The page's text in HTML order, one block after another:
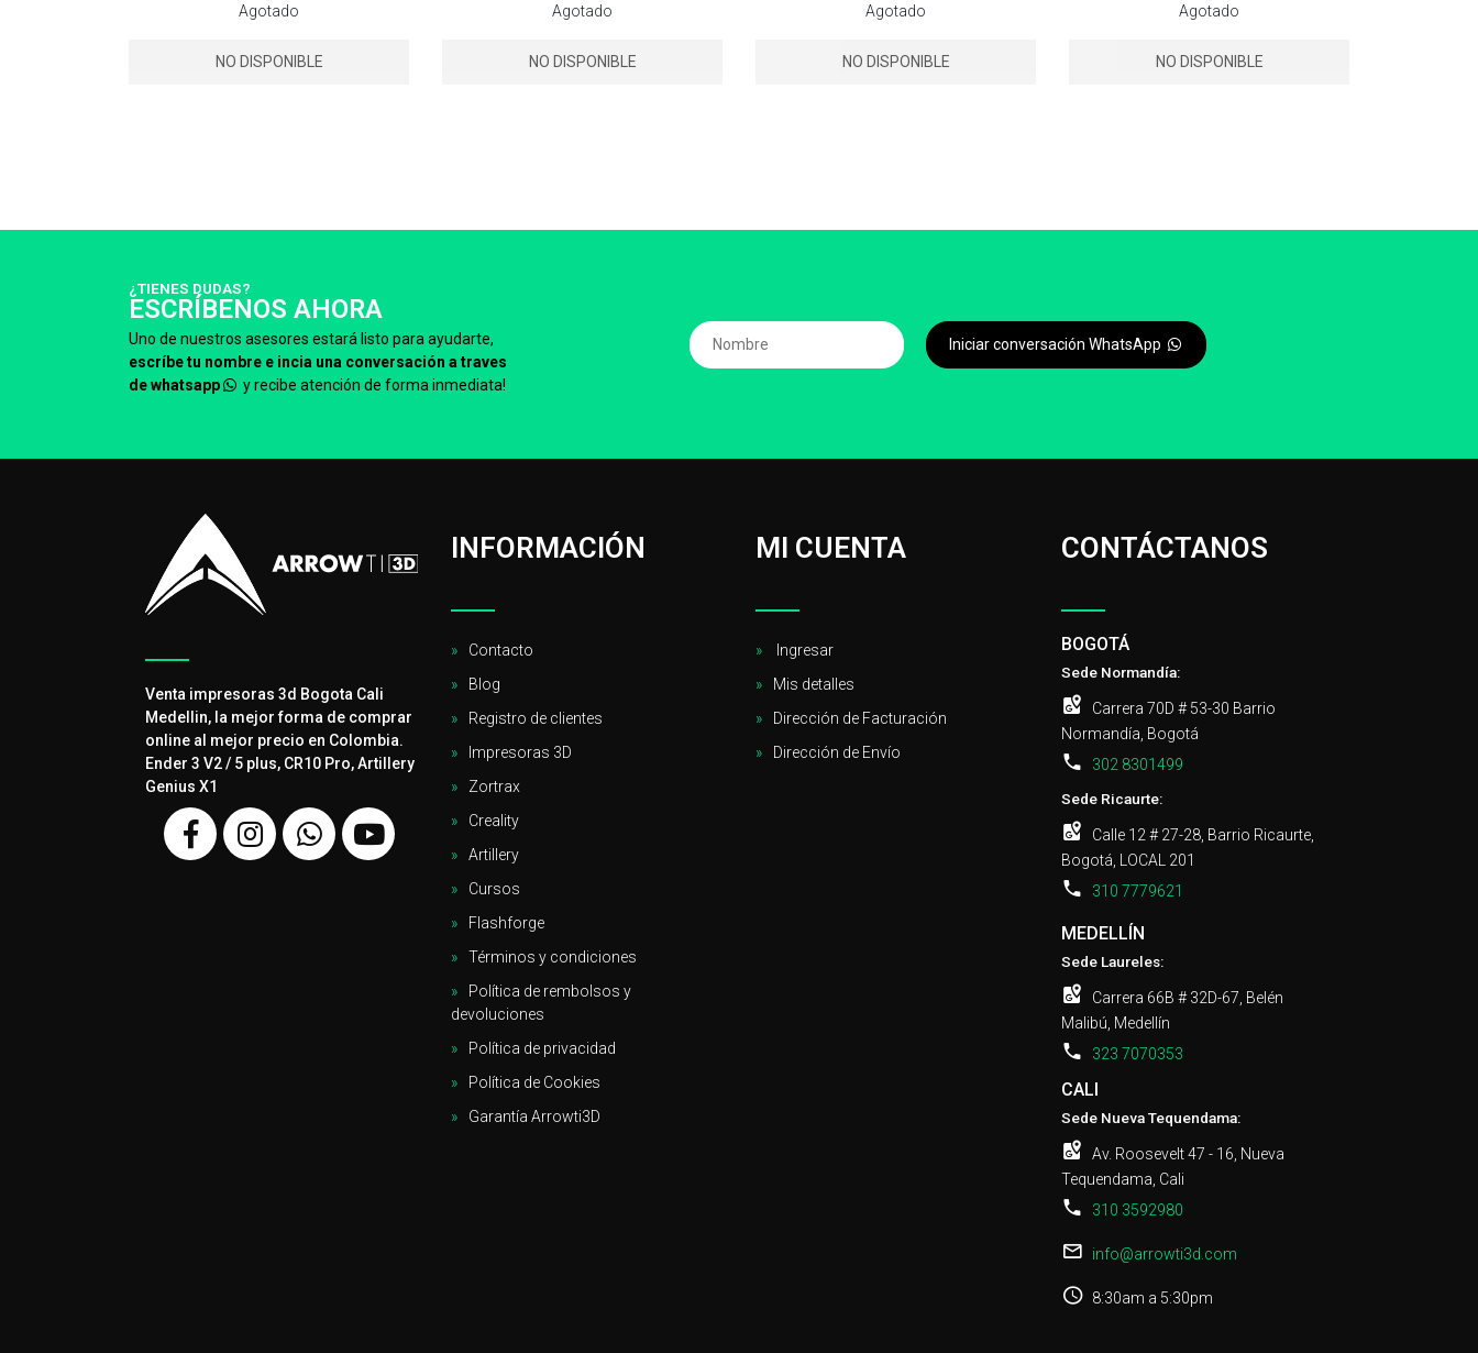
Agotado
NO DISPONIBLE
Agotado
NO DISPONIBLE
Agotado
NO DISPONIBLE
Agotado
NO DISPONIBLE
¿TIENES DUDAS?
ESCRÍBENOS AHORA
Uno de nuestros asesores estará listo para ayudarte,
escríbe tu nombre e incia una conversación a traves
de whatsapp
y recibe atención de forma inmediata!
Iniciar conversación WhatsApp
Venta impresoras 3d Bogota Cali
Medellin, la mejor forma de comprar
online al mejor precio en Colombia.
Ender 3 V2 / 5 plus, CR10 Pro, Artillery
Genius X1
INFORMACIÓN
Contacto
Blog
Registro de clientes
Impresoras 3D
Zortrax
Creality
Artillery
Cursos
Flashforge
Términos y condiciones
Política de rembolsos y
devoluciones
Política de privacidad
Política de Cookies
Garantía Arrowti3D
MI CUENTA
Ingresar
Mis detalles
Dirección de Facturación
Dirección de Envío
CONTÁCTANOS
BOGOTÁ
Sede Normandía:
Carrera 70D # 53-30 Barrio
Normandía, Bogotá
302 8301499
Sede Ricaurte:
Calle 12 # 27-28, Barrio Ricaurte,
Bogotá, LOCAL 201
310 7779621
MEDELLÍN
Sede Laureles:
Carrera 66B # 32D-67, Belén
Malibú, Medellín
323 7070353
CALI
Sede Nueva Tequendama:
Av. Roosevelt 47 - 16, Nueva
Tequendama, Cali
310 3592980
info@arrowti3d.com
8:30am a 5:30pm